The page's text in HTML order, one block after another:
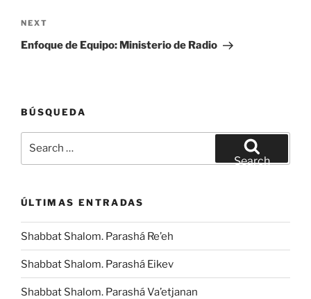
Next
Post
NEXT
Enfoque de Equipo: Ministerio de Radio
BÚSQUEDA
Search
ÚLTIMAS ENTRADAS
Shabbat Shalom. Parashá Re’eh
Shabbat Shalom. Parashá Eikev
Shabbat Shalom. Parashá Va’etjanan